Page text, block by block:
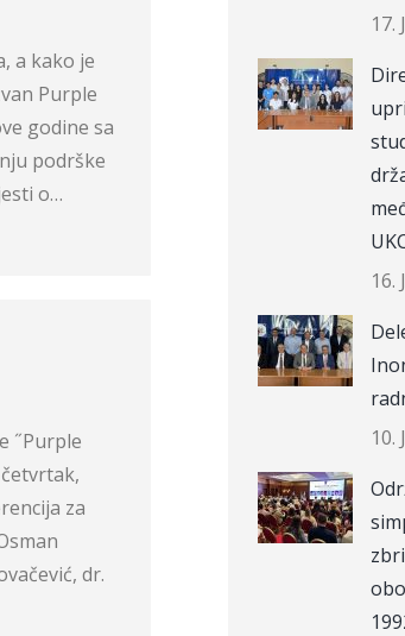
a kako je
Purple
godine sa
podrške
o…
˝Purple
za
dr.
17.
16.
10.